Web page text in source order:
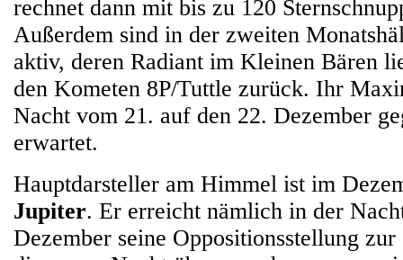
rechnet dann mit bis zu 120
Außerdem sind in der zweiten
aktiv, deren Radiant im Kleinen Bären
den Kometen 8P/Tuttle zurück. Ihr
Nacht vom 21. auf den 22. Dezember
erwartet.
Hauptdarsteller am Himmel ist im
Jupiter. Er erreicht nämlich in der
Dezember seine Oppositionsstellung